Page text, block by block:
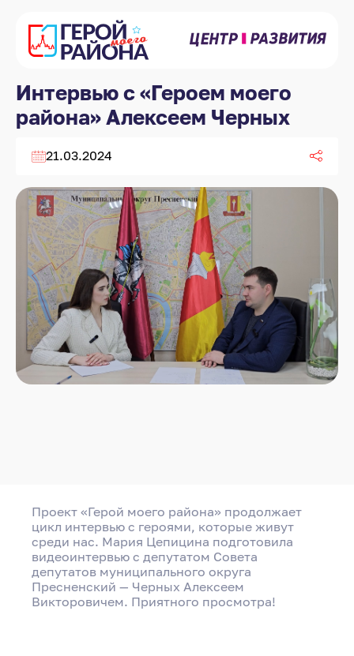
Интервью с «Героем моего
района» Алексеем Черных
21.03.2024
Интервью с «Героем моего района»
Алексеем Черных
Поделиться
Проект «Герой моего района» продолжает
цикл интервью с героями, которые живут
среди нас. Мария Цепицина подготовила
видеоинтервью с депутатом Совета
депутатов муниципального округа
Пресненский — Черных Алексеем
Викторовичем. Приятного просмотра!